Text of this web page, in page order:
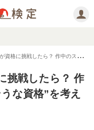
ら？ 作中のスキルで“取得できそうな資格”を考えてみた！
挑戦したら？ 作
な資格”を考え